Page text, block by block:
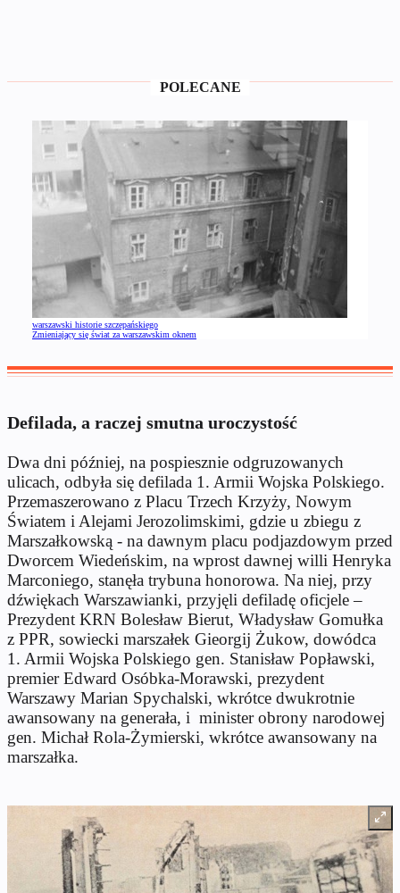
POLECANE
warszawski historie szczepańskiego
Zmieniający się świat za warszawskim oknem
Defilada, a raczej smutna uroczystość
Dwa dni później, na pospiesznie odgruzowanych
ulicach, odbyła się defilada 1. Armii Wojska Polskiego.
Przemaszerowano z Placu Trzech Krzyży, Nowym
Światem i Alejami Jerozolimskimi, gdzie u zbiegu z
Marszałkowską - na dawnym placu podjazdowym przed
Dworcem Wiedeńskim, na wprost dawnej willi Henryka
Marconiego, stanęła trybuna honorowa. Na niej, przy
dźwiękach Warszawianki, przyjęli defiladę oficjele –
Prezydent KRN Bolesław Bierut, Władysław Gomułka
z PPR, sowiecki marszałek Gieorgij Żukow, dowódca
1. Armii Wojska Polskiego gen. Stanisław Popławski,
premier Edward Osóbka-Morawski, prezydent
Warszawy Marian Spychalski, wkrótce dwukrotnie
awansowany na generała, i minister obrony narodowej
gen. Michał Rola-Żymierski, wkrótce awansowany na
marszałka.